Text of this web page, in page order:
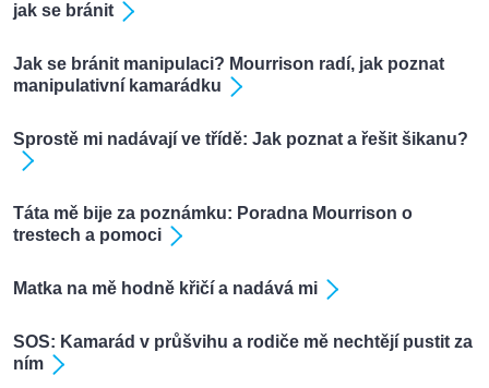
jak se bránit
Jak se bránit manipulaci? Mourrison radí, jak poznat
manipulativní kamarádku
Sprostě mi nadávají ve třídě: Jak poznat a řešit šikanu?
Táta mě bije za poznámku: Poradna Mourrison o
trestech a pomoci
Matka na mě hodně křičí a nadává mi
SOS: Kamarád v průšvihu a rodiče mě nechtějí pustit za
ním